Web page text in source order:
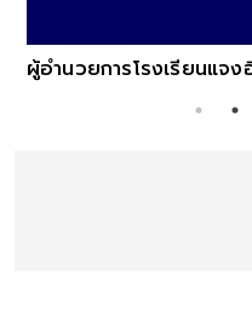
ผู้อำนวยการโรงเรียนแจ